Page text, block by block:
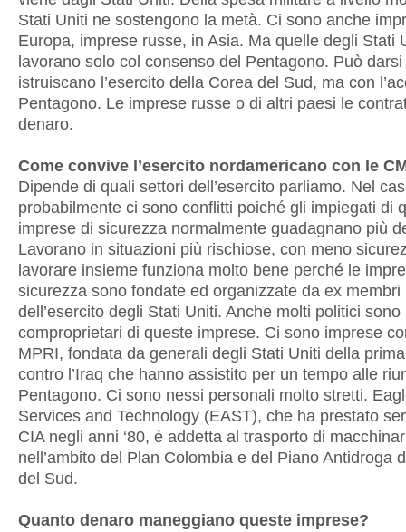
Stati Uniti ne sostengono la metà. Ci sono anche
Europa, imprese russe, in Asia. Ma quelle degli Stati
lavorano solo col consenso del Pentagono. Può
istruiscano l’esercito della Corea del Sud, ma con
Pentagono. Le imprese russe o di altri paesi le
denaro.
Come convive l’esercito nordamericano con le
Dipende di quali settori dell’esercito parliamo. Nel
probabilmente ci sono conflitti poiché gli impiegati di
imprese di sicurezza normalmente guadagnano più
Lavorano in situazioni più rischiose, con meno
lavorare insieme funziona molto bene perché le
sicurezza sono fondate ed organizzate da ex membri
dell’esercito degli Stati Uniti. Anche molti politici
comproprietari di queste imprese. Ci sono imprese
MPRI, fondata da generali degli Stati Uniti della
contro l’Iraq che hanno assistito per un tempo alle
Pentagono. Ci sono nessi personali molto stretti.
Services and Technology (EAST), che ha prestato
CIA negli anni ‘80, è addetta al trasporto di
nell’ambito del Plan Colombia e del Piano Antidroga
del Sud.
Quanto denaro maneggiano queste imprese?